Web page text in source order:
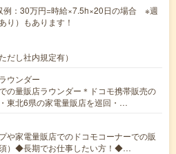
：30万円=時給×7.5h×20日の場合 ※週
り）もあります！
だし社内規定有）
ウンダー
の量販店ラウンダー＊ドコモ携帯販売の
東北6県の家電量販店を巡回・…
家電量販店でのドコモコーナーでの販
）◆長期でお仕事したい方！◆…